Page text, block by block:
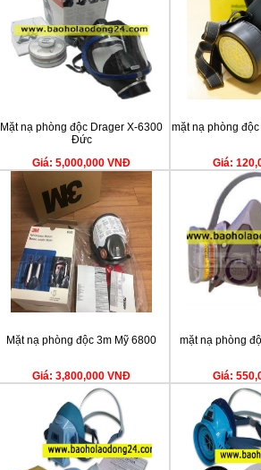
Mặt nạ phòng độc Drager X-6300
Đức
Giá: 5,000,000 VNĐ
mặt nạ phòng
Giá:
Mặt nạ phòng độc 3m Mỹ 6800
Giá: 3,800,000 VNĐ
mặt nạ phòng
Giá: